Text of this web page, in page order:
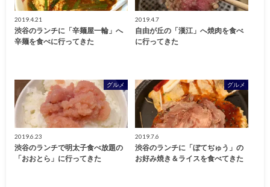
2019.4.21
渋谷のランチに「辛麺屋一輪」へ
辛麺を食べに行ってきた
2019.4.7
自由が丘の「漢江」へ焼肉を食べ
に行ってきた
グルメ
2019.6.23
渋谷のランチで明太子食べ放題の
「おおとら」に行ってきた
グルメ
2019.7.6
渋谷のランチに「ぼてぢゅう」の
お好み焼き＆ライスを食べてきた